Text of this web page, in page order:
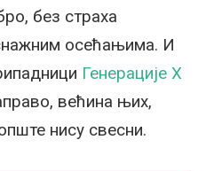
без страха
осећањима. И
Генерације X
већина њих,
нису свесни.